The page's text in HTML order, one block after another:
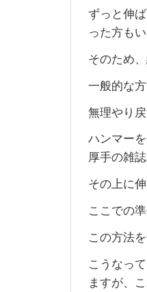
ずっと伸
った方も
そのため
一般的な
無理やり
ハンマー
厚手の雑誌
その上に
ここでの
この方法
こうなっ
ますが、